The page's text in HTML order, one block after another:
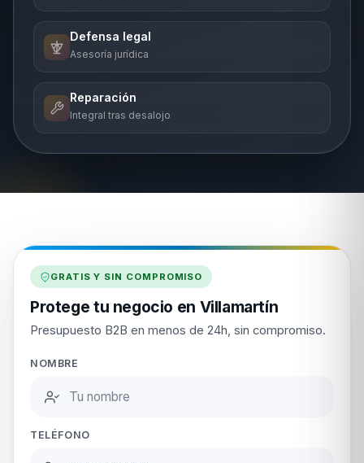
Defensa legal
Asesoría jurídica
Reparación
Integral tras desalojo
GRATIS Y SIN COMPROMISO
Protege tu negocio en Villamartín
Presupuesto B2B en menos de 24h, sin compromiso.
NOMBRE
TELÉFONO